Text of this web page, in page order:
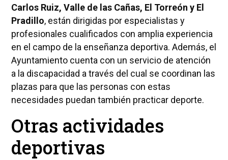
Carlos Ruiz, Valle de las Cañas, El Torreón y El
Pradillo, están dirigidas por especialistas y
profesionales cualificados con amplia experiencia
en el campo de la enseñanza deportiva. Además, el
Ayuntamiento cuenta con un servicio de atención
a la discapacidad a través del cual se coordinan las
plazas para que las personas con estas
necesidades puedan también practicar deporte.
Otras actividades
deportivas